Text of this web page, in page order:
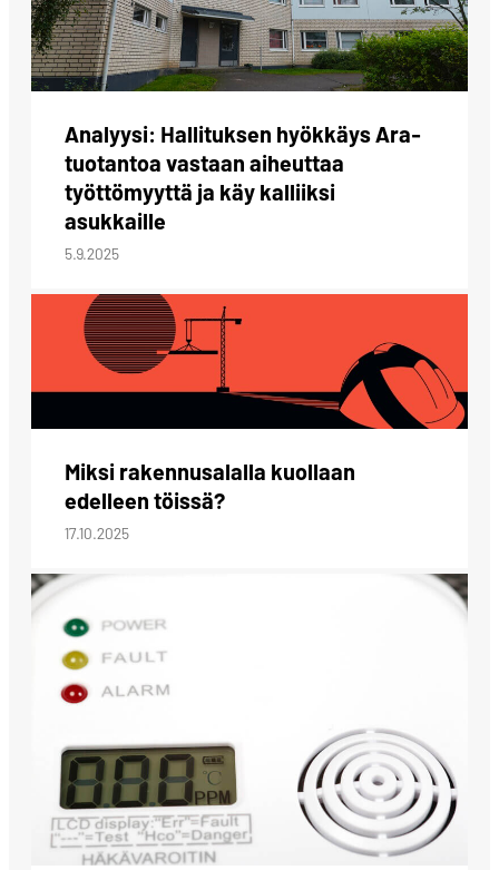
Analyysi: Hallituksen hyökkäys Ara-
tuotantoa vastaan aiheuttaa
työttömyyttä ja käy kalliiksi
asukkaille
5.9.2025
Miksi rakennusalalla kuollaan
edelleen töissä?
17.10.2025